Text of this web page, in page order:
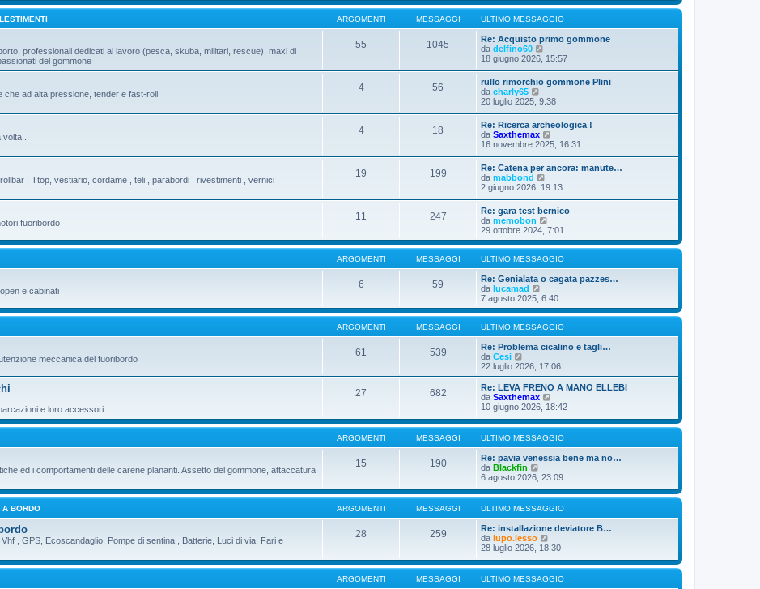
ARGOMENTI MESSAGGI ULTIMO MESSAGGIO
professionali dedicati al lavoro (pesca, skuba, militari, rescue), maxi di
del gommone
55 1045
Re: Acquisto primo gommone
da delfino60
e
u
t
i
m
o
m
e
s
s
a
g
g
i
o
18 giugno 2026, 15:57
che ad alta pressione, tender e fast-roll
4 56
rullo rimorchio gommone Plini
da charly65
e
u
l
t
i
m
o
m
e
s
s
a
g
g
i
20 luglio 2025, 9:38
4 18
Re: Ricerca archeologica !
da Saxthemax
e
u
t
i
m
m
e
s
s
a
g
i
o
16 novembre 2025, 16:31
, Ttop, vestiario, cordame , teli , parabordi , rivestimenti , vernici ,
19 199
Re: Catena per ancora: manute…
da mabbond
e
u
l
i
m
o
e
s
a
g
g
i
o
2 giugno 2026, 19:13
fuoribordo
11 247
Re: gara test bernico
da memobon
e
d
i
u
l
t
m
o
m
e
s
s
g
g
i
o
29 ottobre 2024, 7:01
ARGOMENTI MESSAGGI ULTIMO MESSAGGIO
e cabinati
6 59
Re: Genialata o cagata pazzes…
da lucamad
e
d
i
u
l
t
m
o
m
e
s
s
a
g
g
o
7 agosto 2025, 6:40
ARGOMENTI MESSAGGI ULTIMO MESSAGGIO
meccanica del fuoribordo
61 539
Re: Problema cicalino e tagli…
da Cesi
e
d
i
u
l
i
m
o
e
s
s
a
g
g
i
o
22 luglio 2026, 17:06
e loro accessori
27 682
Re: LEVA FRENO A MANO ELLEBI
da Saxthemax
e
i
u
t
i
m
o
m
s
a
g
i
o
10 giugno 2026, 18:42
ARGOMENTI MESSAGGI ULTIMO MESSAGGIO
ed i comportamenti delle carene plananti. Assetto del gommone, attaccatura
15 190
Re: pavia venessia bene ma no…
da Blackfin
e
i
u
t
i
m
o
m
s
6 agosto 2026, 23:09
A BORDO ARGOMENTI MESSAGGI ULTIMO MESSAGGIO
, GPS, Ecoscandaglio, Pompe di sentina , Batterie, Luci di via, Fari e
28 259
Re: installazione deviatore B…
da lupo.lesso
e
i
u
28 luglio 2026, 18:30
ARGOMENTI MESSAGGI ULTIMO MESSAGGIO